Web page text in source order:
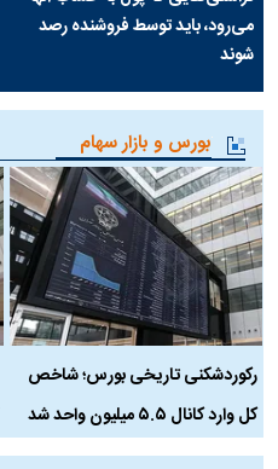
می‌رود، باید توسط فروشنده رصد
شوند
بورس و بازار سهام
رکوردشکنی تاریخی بورس؛ شاخص
کل وارد کانال ۵.۵ میلیون واحد شد